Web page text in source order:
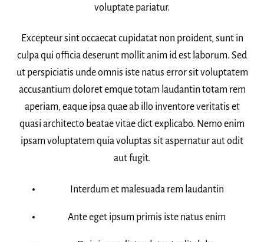
voluptate pariatur.
Excepteur sint occaecat cupidatat non proident, sunt in
culpa qui officia deserunt mollit anim id est laborum. Sed
ut perspiciatis unde omnis iste natus error sit voluptatem
accusantium doloret emque totam laudantin totam rem
aperiam, eaque ipsa quae ab illo inventore veritatis et
quasi architecto beatae vitae dict explicabo. Nemo enim
ipsam voluptatem quia voluptas sit aspernatur aut odit
aut fugit.
Interdum et malesuada rem laudantin
Ante eget ipsum primis iste natus enim